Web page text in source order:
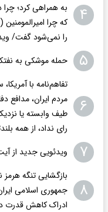
۴
به همراهی کرد؛
که چرا
را نمی‌شود گفت/
۵ حمله موشکی به
۶
تفاهم‌نامه با
مردم ایران، مدافع
طیف وابسته یا
رای نداد، از همه
۷ ویدئویی جدید از
۸
بازگشایی تنگه هرمز
جمهوری اسلامی
ادراک کاهش قدرت